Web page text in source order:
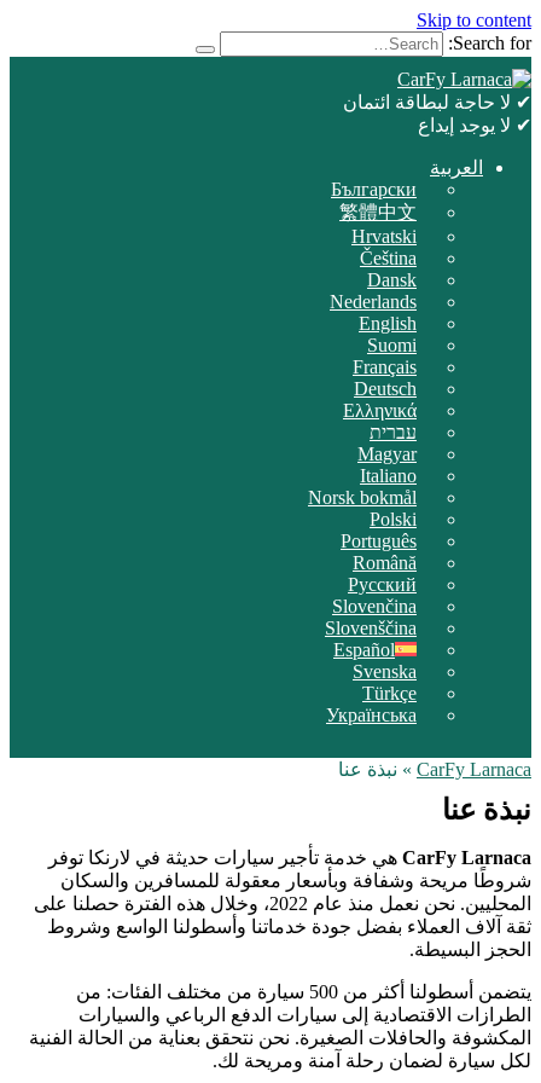
Skip to content
Search for:
✔ لا حاجة لبطاقة ائتمان
✔ لا يوجد إيداع
العربية
Български
繁體中文
Hrvatski
Čeština
Dansk
Nederlands
English
Suomi
Français
Deutsch
Ελληνικά
עברית
Magyar
Italiano
Norsk bokmål
Polski
Português
Română
Русский
Slovenčina
Slovenščina
Español
Svenska
Türkçe
Українська
CarFy Larnaca
» نبذة عنا
نبذة عنا
CarFy Larnaca هي خدمة تأجير سيارات حديثة في لارنكا توفر
شروطًا مريحة وشفافة وبأسعار معقولة للمسافرين والسكان
المحليين. نحن نعمل منذ عام 2022، وخلال هذه الفترة حصلنا على
ثقة آلاف العملاء بفضل جودة خدماتنا وأسطولنا الواسع وشروط
الحجز البسيطة.
يتضمن أسطولنا أكثر من 500 سيارة من مختلف الفئات: من
الطرازات الاقتصادية إلى سيارات الدفع الرباعي والسيارات
المكشوفة والحافلات الصغيرة. نحن نتحقق بعناية من الحالة الفنية
لكل سيارة لضمان رحلة آمنة ومريحة لك.